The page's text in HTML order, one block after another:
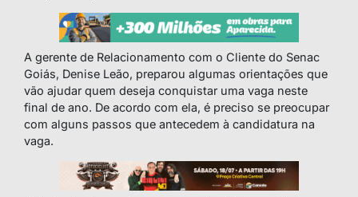
A gerente de Relacionamento com o Cliente do Senac
Goiás, Denise Leão, preparou algumas orientações que
vão ajudar quem deseja conquistar uma vaga neste
final de ano. De acordo com ela, é preciso se preocupar
com alguns passos que antecedem à candidatura na
vaga.